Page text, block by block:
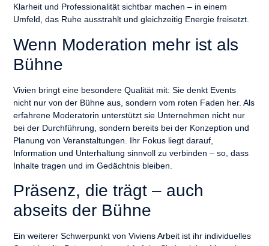
Klarheit und Professionalität sichtbar machen – in einem
Umfeld, das Ruhe ausstrahlt und gleichzeitig Energie freisetzt.
Wenn Moderation mehr ist als
Bühne
Vivien bringt eine besondere Qualität mit: Sie denkt Events
nicht nur von der Bühne aus, sondern vom roten Faden her. Als
erfahrene Moderatorin unterstützt sie Unternehmen nicht nur
bei der Durchführung, sondern bereits bei der Konzeption und
Planung von Veranstaltungen . Ihr Fokus liegt darauf,
Information und Unterhaltung sinnvoll zu verbinden – so, dass
Inhalte tragen und im Gedächtnis bleiben.
Präsenz, die trägt – auch
abseits der Bühne
Ein weiterer Schwerpunkt von Viviens Arbeit ist ihr individuelles